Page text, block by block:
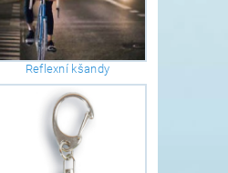
Reflexní kšandy